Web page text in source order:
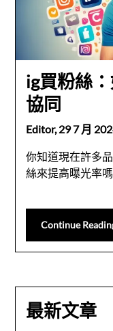
ig買粉絲
協同
Editor, 29 7 月
你知道現在許多
絲來提高曝光率
Continue
最新文章